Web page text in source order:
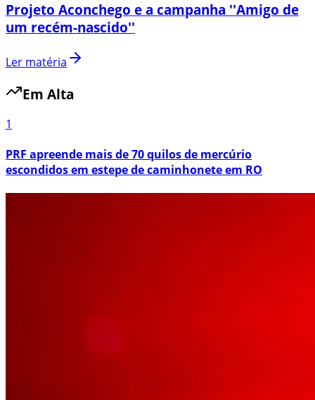
Projeto Aconchego e a campanha ''Amigo de
um recém-nascido''
Ler matéria
Em Alta
1
PRF apreende mais de 70 quilos de mercúrio
escondidos em estepe de caminhonete em RO